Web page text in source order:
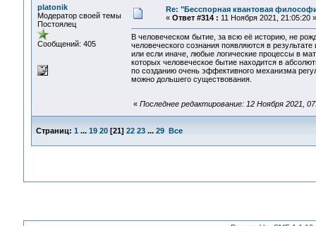
platonik
Модератор своей темы
Постоялец
Сообщений: 405
Re: "Бесспорная квантовая
« Ответ #314 : 11 Ноября 2021, 21:05:20 »
В человеческом бытие, за всю её историю, не
человеческого сознания появляются в
или если иначе, любые логические процессы в
которых человеческое бытие находится в
по созданию очень эффективного механизма
можно дольшего существования.
« Последнее редактирование: 12 Ноября 2021,
Страниц: 1 ... 19 20[21] 22 23 ... 29 Все